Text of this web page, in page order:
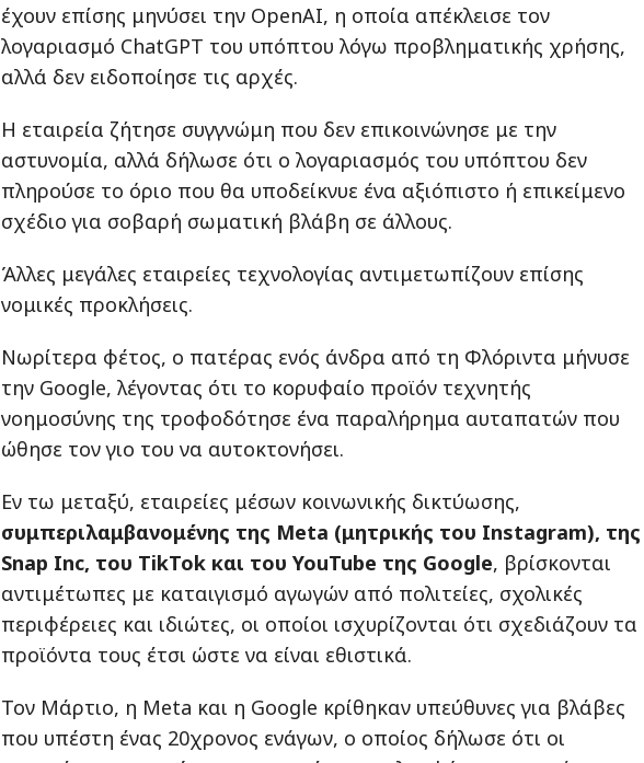
έχουν επίσης μηνύσει την OpenAI, η οποία απέκλεισε τον
λογαριασμό ChatGPT του υπόπτου λόγω προβληματικής χρήσης,
αλλά δεν ειδοποίησε τις αρχές.
Η εταιρεία ζήτησε συγγνώμη που δεν επικοινώνησε με την
αστυνομία, αλλά δήλωσε ότι ο λογαριασμός του υπόπτου δεν
πληρούσε το όριο που θα υποδείκνυε ένα αξιόπιστο ή επικείμενο
σχέδιο για σοβαρή σωματική βλάβη σε άλλους.
Άλλες μεγάλες εταιρείες τεχνολογίας αντιμετωπίζουν επίσης
νομικές προκλήσεις.
Νωρίτερα φέτος, ο πατέρας ενός άνδρα από τη Φλόριντα μήνυσε
την Google, λέγοντας ότι το κορυφαίο προϊόν τεχνητής
νοημοσύνης της τροφοδότησε ένα παραλήρημα αυταπατών που
ώθησε τον γιο του να αυτοκτονήσει.
Εν τω μεταξύ, εταιρείες μέσων κοινωνικής δικτύωσης,
συμπεριλαμβανομένης της Meta (μητρικής του Instagram), της
Snap Inc, του TikTok και του YouTube της Google, βρίσκονται
αντιμέτωπες με καταιγισμό αγωγών από πολιτείες, σχολικές
περιφέρειες και ιδιώτες, οι οποίοι ισχυρίζονται ότι σχεδιάζουν τα
προϊόντα τους έτσι ώστε να είναι εθιστικά.
Τον Μάρτιο, η Meta και η Google κρίθηκαν υπεύθυνες για βλάβες
που υπέστη ένας 20χρονος ενάγων, ο οποίος δήλωσε ότι οι